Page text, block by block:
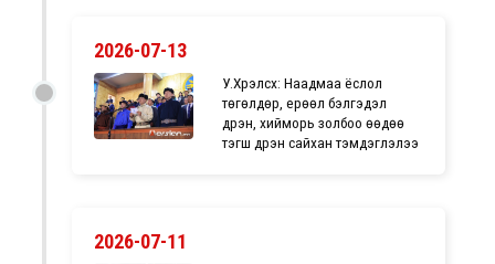
2026-07-13
У.Хүрэлсүх: Наадмаа ёслол
төгөлдөр, ерөөл бэлгэдэл
дүүрэн, хийморь золбоо өөдөө
тэгш дүүрэн сайхан тэмдэглэлээ
2026-07-11